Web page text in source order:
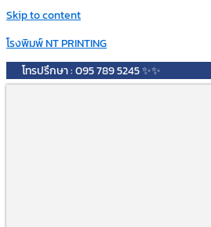
Skip to content
โรงพิมพ์ NT PRINTING
โทรปรึกษา : 095 789 5245 ✨✨